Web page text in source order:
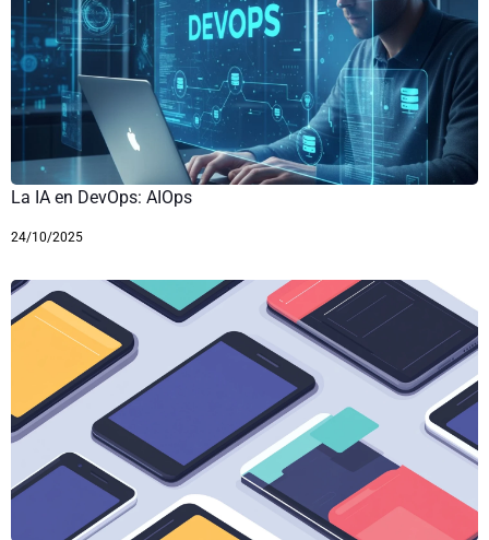
La IA en DevOps: AIOps
24/10/2025